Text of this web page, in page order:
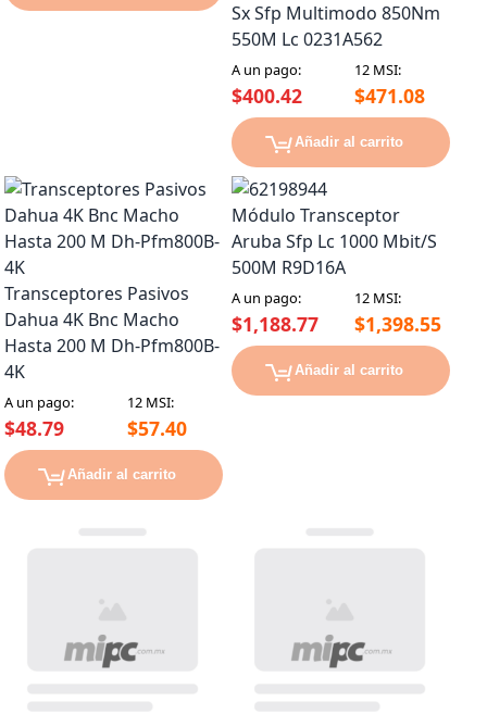
Sx Sfp Multimodo 850Nm
550M Lc 0231A562
A un pago: 12 MSI:
$400.42 $471.08
Añadir al carrito
Transceptores Pasivos
Dahua 4K Bnc Macho
Hasta 200 M Dh-Pfm800B-
4K
A un pago: 12 MSI:
$48.79 $57.40
Añadir al carrito
Módulo Transceptor
Aruba Sfp Lc 1000 Mbit/S
500M R9D16A
A un pago: 12 MSI:
$1,188.77 $1,398.55
Añadir al carrito